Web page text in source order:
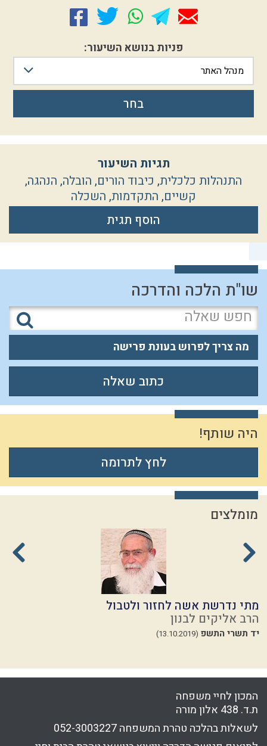
שו"ת הלכה והדרכה
מה צריך לפרוש בעונת פרישה
כתוב שאלה
היה שותף!
לחץ לתרומה
פניות בנושא השיעור:
מנהל האתר
בחר
תגיות השיעור
התנהלות כלכלית, כיבוד הורים, הובלה, הנהגה,
קשיים, התקדמות, השכלה
הוסף תגית
מומלצים
מתי נדרשת אשה לחזור ולטבול
הרב אליקים לבנון
יד תשרי התשפ (13.10.2019)
המכון לחיי משפחה
ת.ד. 438 אלון מורה
לשאלות בהלכה טהרת המשפחה052-3003227